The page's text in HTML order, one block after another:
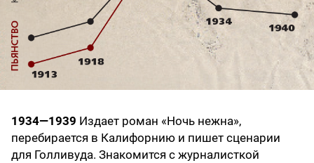
1934—1939 Издает роман «Ночь нежна»,
перебирается в Калифорнию и пишет сценарии
для Голливуда. Знакомится с журналисткой